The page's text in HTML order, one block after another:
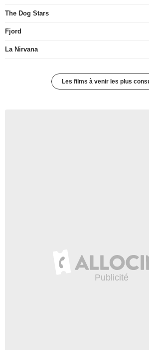
The Dog Stars
Fjord
La Nirvana
Les films à venir les plus